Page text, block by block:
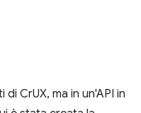
CrUX, ma in un'API in